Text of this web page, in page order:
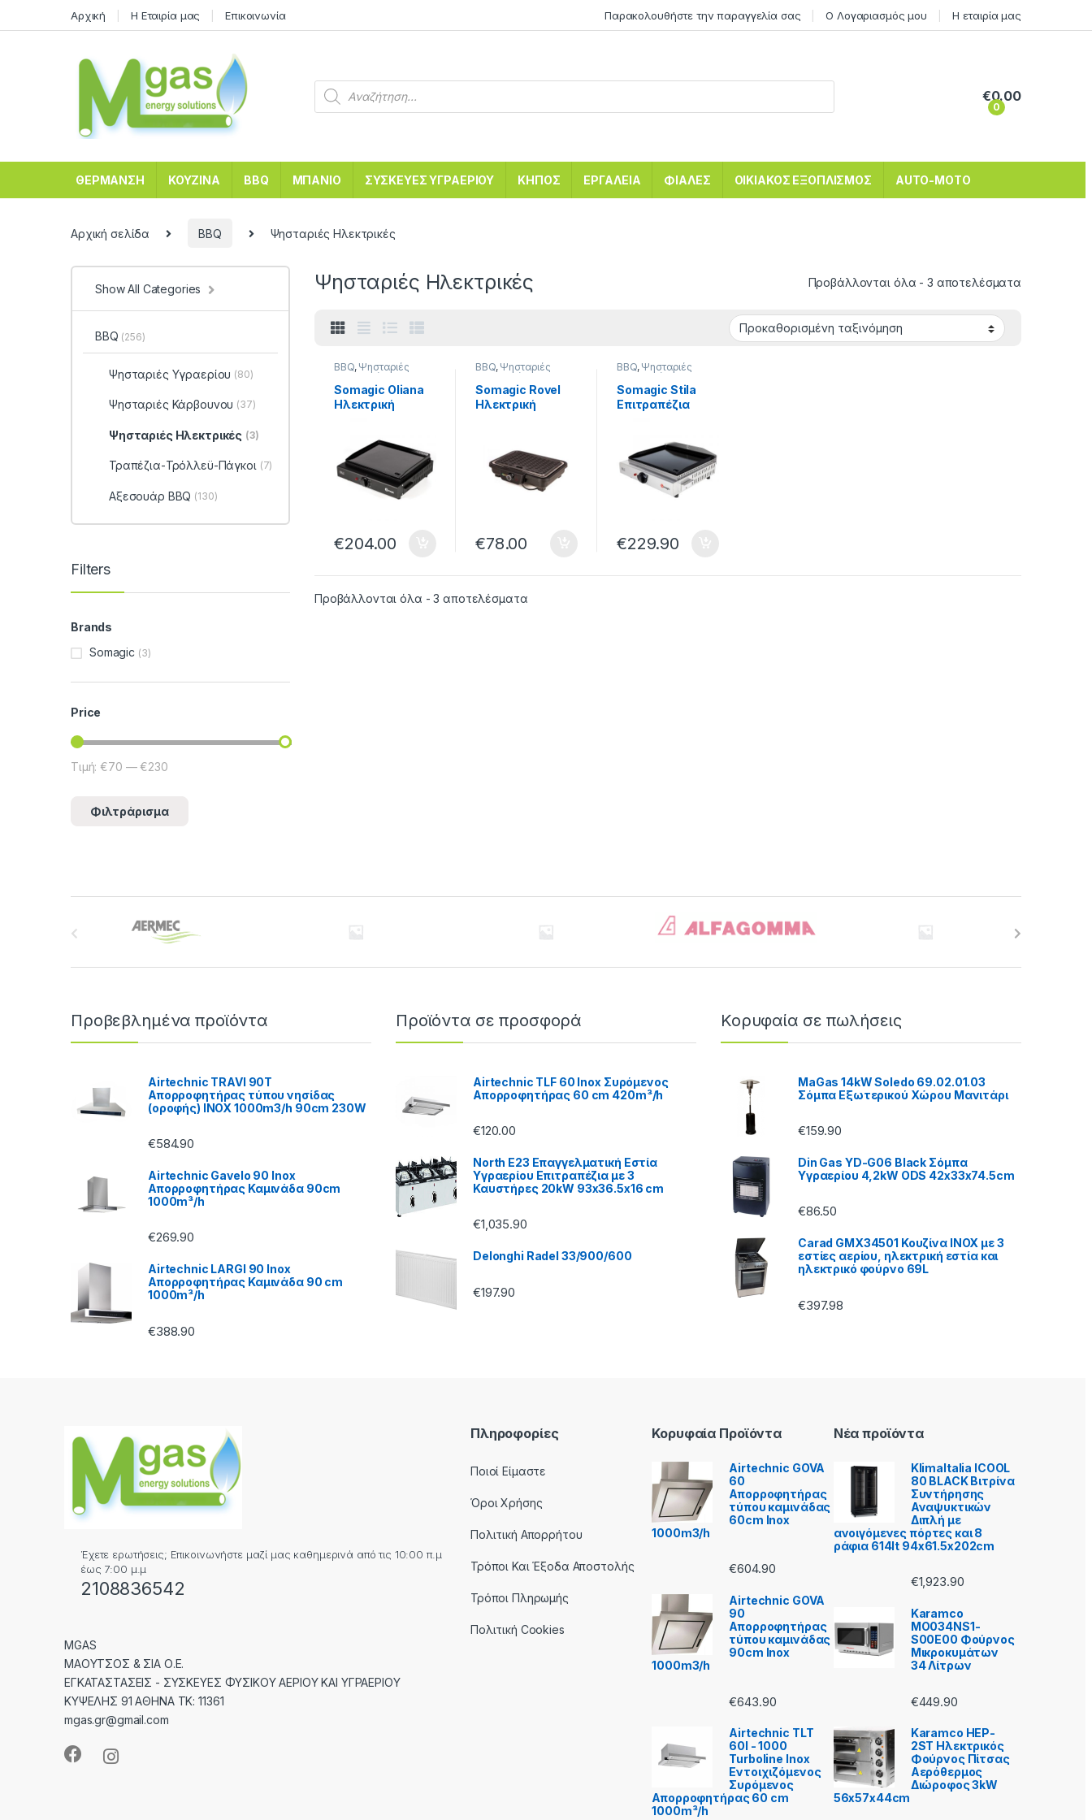
Αρχική Η Εταιρία μας Επικοινωνία Παρακολουθήστε την παραγγελία σας Ο Λογαριασμός μου Η εταιρία μας
0
€0.00
ΘΕΡΜΑΝΣΗ ΚΟΥΖΙΝΑ BBQ ΜΠΑΝΙΟ ΣΥΣΚΕΥΕΣ ΥΓΡΑΕΡΙΟΥ ΚΗΠΟΣ ΕΡΓΑΛΕΙΑ ΦΙΑΛΕΣ ΟΙΚΙΑΚΟΣ ΕΞΟΠΛΙΣΜΟΣ AUTO-MOTO
Αρχική σελίδα BBQ Ψησταριές Ηλεκτρικές
Ψησταριές Ηλεκτρικές Προβάλλονται όλα - 3 αποτελέσματα
BBQ, Ψησταριές
Ηλεκτρικές
Somagic Oliana
Ηλεκτρική
47x43x16.5 με
Μαντεμένια
Πλάκα 43×37 cm
804337
€204.00
BBQ, Ψησταριές
Ηλεκτρικές
Somagic Rovel
Ηλεκτρική
43.5×35.5×10 cm
με Αλουμινένια
Σχάρα 33.5×22.5
cm 804860
€78.00
BBQ, Ψησταριές
Ηλεκτρικές
Somagic Stila
Επιτραπέζια
49.5x46x19.5cm
με Μαντεμένια
Πλάκα 43x37cm
2200W 884337
€229.90
Προβάλλονται όλα - 3 αποτελέσματα
Show All Categories
BBQ (256)
Ψησταριές Υγραερίου (80)
Ψησταριές Κάρβουνου (37)
Ψησταριές Ηλεκτρικές (3)
Τραπέζια-Τρόλλεϋ-Πάγκοι (7)
Αξεσουάρ BBQ (130)
Filters
Brands
Somagic (3)
Price
Φιλτράρισμα
Τιμή: €70 — €230
Προβεβλημένα προϊόντα
Airtechnic TRAVI 90T
Απορροφητήρας τύπου νησίδας
(οροφής) INOX 1000m3/h 90cm 230W
€584.90
Airtechnic Gavelo 90 Inox
Απορροφητήρας Καμινάδα 90cm
1000m³/h
€269.90
Airtechnic LARGI 90 Inox
Απορροφητήρας Καμινάδα 90 cm
1000m³/h
€388.90
Προϊόντα σε προσφορά
Airtechnic TLF 60 Inox Συρόμενος
Απορροφητήρας 60 cm 420m³/h
€120.00
North E23 Επαγγελματική Εστία
Υγραερίου Επιτραπέζια με 3
Καυστήρες 20kW 93x36.5x16 cm
€1,035.90
Delonghi Radel 33/900/600
€197.90
Κορυφαία σε πωλήσεις
MaGas 14kW Soledo 69.02.01.03
Σόμπα Εξωτερικού Χώρου Μανιτάρι
€159.90
Din Gas YD-G06 Black Σόμπα
Υγραερίου 4,2kW ODS 42x33x74.5cm
€86.50
Carad GMX34501 Κουζίνα INOX με 3
εστίες αερίου, ηλεκτρική εστία και
ηλεκτρικό φούρνο 69L
€397.98
Έχετε ερωτήσεις; Επικοινωνήστε μαζί μας καθημερινά από τις 10:00 π.μ
έως 7:00 μ.μ
2108836542
MGAS
ΜΑΟΥΤΣΟΣ & ΣΙΑ Ο.Ε.
ΕΓΚΑΤΑΣΤΑΣΕΙΣ - ΣΥΣΚΕΥΕΣ ΦΥΣΙΚΟΥ ΑΕΡΙΟΥ ΚΑΙ ΥΓΡΑΕΡΙΟΥ
ΚΥΨΕΛΗΣ 91 ΑΘΗΝΑ ΤΚ: 11361
mgas.gr@gmail.com
Πληροφορίες
Ποιοί Είμαστε
Όροι Χρήσης
Πολιτική Απορρήτου
Τρόποι Και Έξοδα Αποστολής
Τρόποι Πληρωμής
Πολιτική Cookies
Κορυφαία Προϊόντα
Airtechnic GOVA
60
Απορροφητήρας
τύπου καμινάδας
60cm Inox
1000m3/h
€604.90
Airtechnic GOVA
90
Απορροφητήρας
τύπου καμινάδας
90cm Inox
1000m3/h
€643.90
Airtechnic TLT
60I - 1000
Turboline Inox
Εντοιχιζόμενος
Συρόμενος
Απορροφητήρας 60 cm
1000m³/h
Νέα προϊόντα
KlimaItalia ICOOL
80 BLACK Βιτρίνα
Συντήρησης
Αναψυκτικών
Διπλή με
ανοιγόμενες πόρτες και 8
ράφια 614lt 94x61.5x202cm
€1,923.90
Karamco
MO034NS1-
S00E00 Φούρνος
Μικροκυμάτων
34 Λίτρων
€449.90
Karamco HEP-
2ST Ηλεκτρικός
Φούρνος Πίτσας
Aερόθερμος
Διώροφος 3kW
56x57x44cm